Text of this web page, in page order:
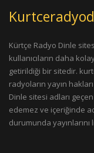
Kürtçe Radyo Dinle
kullanıcıların daha
getirildiği bir sitedir.
radyoların yayın
Dinle sitesi adları
edemez ve içeriğinde
durumunda